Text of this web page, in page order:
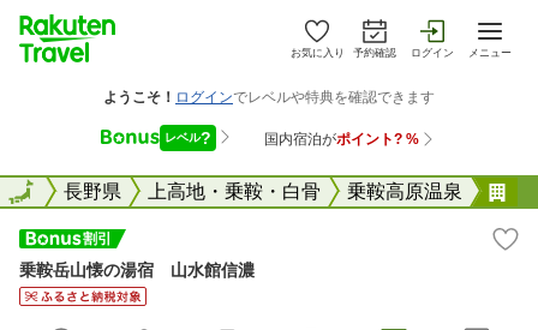
お気に入り 予約確認 ログイン メニュー
全国長野県 上高地・乗鞍・白骨 乗鞍高原温泉
全国
乗鞍岳山懐の湯宿 山水館信濃